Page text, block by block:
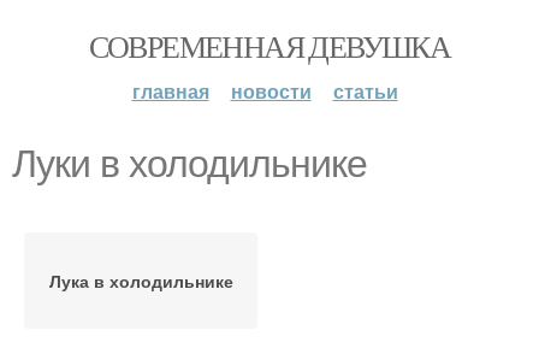
СОВРЕМЕННАЯ ДЕВУШКА
главная новости статьи
Луки в холодильнике
Лука в холодильнике